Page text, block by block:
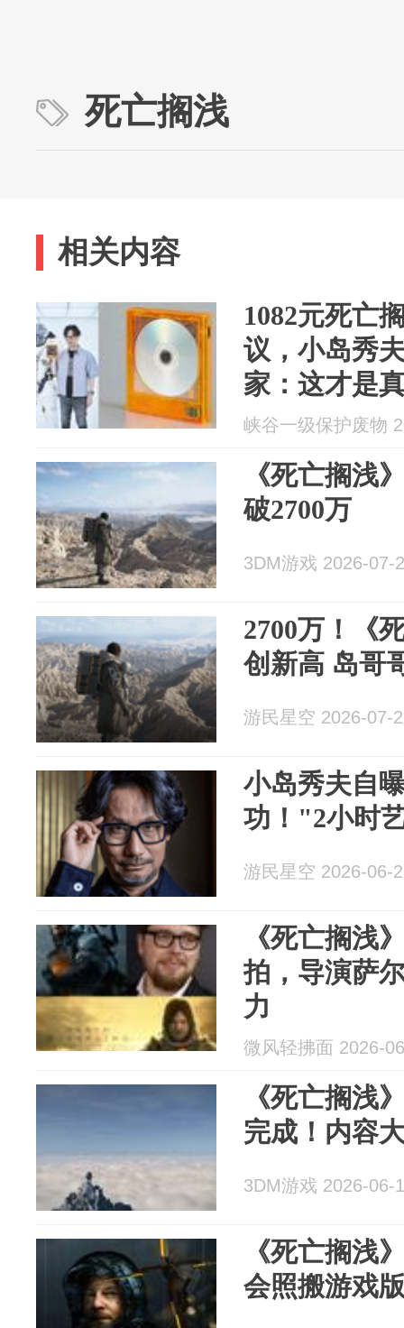
死亡搁浅
相关内容
1082元死亡
议，小岛秀
家：这才是
峡谷一级保护废物
《死亡搁浅
破2700万
3DM游戏 2026-07-
2700万！《
创新高 岛哥
游民星空 2026-07-
小岛秀夫自
功！"2小时
游民星空 2026-06-
《死亡搁浅
拍，导演萨
力
微风轻拂面 2026-
《死亡搁浅
完成！内容
3DM游戏 2026-06-
《死亡搁浅
会照搬游戏